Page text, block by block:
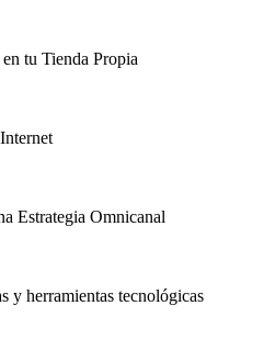
tu Tienda Propia
Estrategia Omnicanal
y herramientas tecnológicas